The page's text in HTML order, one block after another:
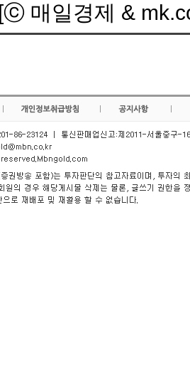
[ⓒ 매일경제 &